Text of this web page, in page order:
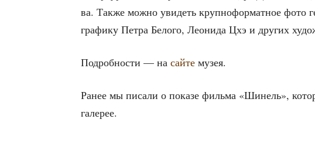
ва. Так­же мож­но уви­деть круп­но­фор­мат­ное фото
гра­фи­ку Пет­ра Бело­го, Лео­ни­да Цхэ и дру­гих
Подроб­но­сти — на сай­те музея.
Ранее мы писа­ли о пока­зе филь­ма «Шинель»,
галерее.